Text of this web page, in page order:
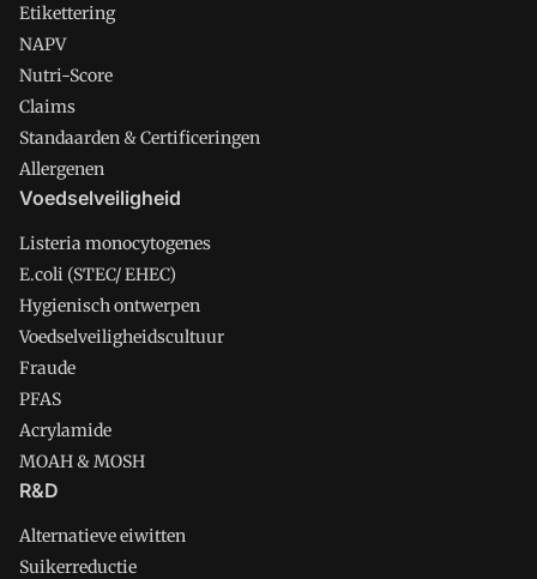
Etikettering
NAPV
Nutri-Score
Claims
Standaarden & Certificeringen
Allergenen
Voedselveiligheid
Listeria monocytogenes
E.coli (STEC/ EHEC)
Hygienisch ontwerpen
Voedselveiligheidscultuur
Fraude
PFAS
Acrylamide
MOAH & MOSH
R&D
Alternatieve eiwitten
Suikerreductie